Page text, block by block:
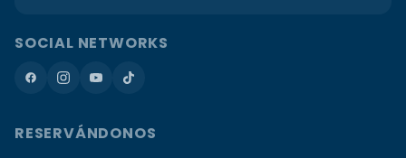
SOCIAL NETWORKS
RESERVÁNDONOS